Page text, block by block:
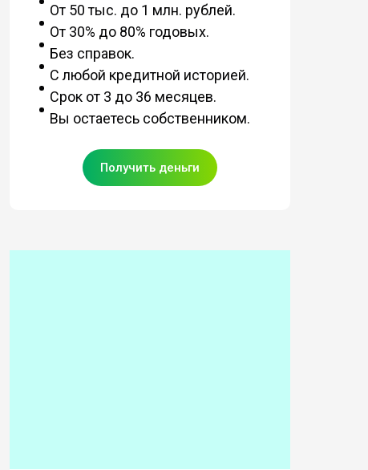
От 50 тыс. до 1 млн. рублей.
От 30% до 80% годовых.
Без справок.
С любой кредитной историей.
Срок от 3 до 36 месяцев.
Вы остаетесь собственником.
Получить деньги